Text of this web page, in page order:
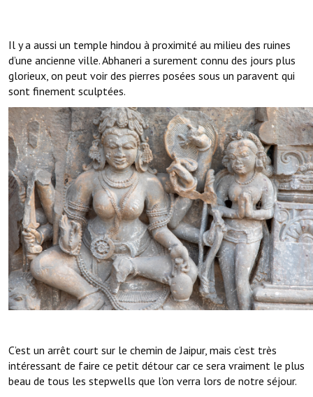
Il y a aussi un temple hindou à proximité au milieu des ruines
d’une ancienne ville. Abhaneri a surement connu des jours plus
glorieux, on peut voir des pierres posées sous un paravent qui
sont finement sculptées.
C’est un arrêt court sur le chemin de Jaipur, mais c’est très
intéressant de faire ce petit détour car ce sera vraiment le plus
beau de tous les stepwells que l’on verra lors de notre séjour.